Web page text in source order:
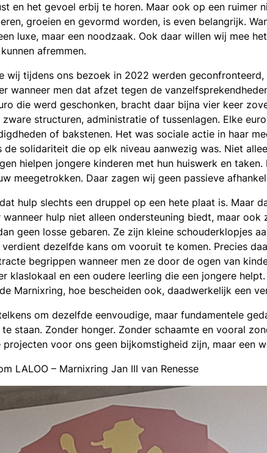
en het gevoel erbij te horen. Maar ook op een ruimer
groeien en gevormd worden, is even belangrijk.
luxe, maar een noodzaak. Ook daar willen wij mee
afremmen.
wij tijdens ons bezoek in 2022 werden
wanneer men dat afzet tegen de
die werd geschonken, bracht daar bijna vier keer
structuren, administratie of tussenlagen. Elke
of bakstenen. Het was sociale actie in haar
de solidariteit die op elk niveau aanwezig was. Niet
hielpen jongere kinderen met hun huiswerk en
meegetrokken. Daar zagen wij geen passieve
hulp slechts een druppel op een hete plaat is. Maar
wanneer hulp niet alleen ondersteuning biedt, maar
geen losse gebaren. Ze zijn kleine schouderklopjes
dezelfde kans om vooruit te komen. Precies
begrippen wanneer men ze door de ogen van
klaslokaal en een oudere leerling die een jongere
Marnixring, hoe bescheiden ook, daadwerkelijk een
om dezelfde eenvoudige, maar fundamentele
staan. Zonder honger. Zonder schaamte en vooral
voor ons geen bijkomstigheid zijn, maar een
LALOO – Marnixring Jan III van Renesse